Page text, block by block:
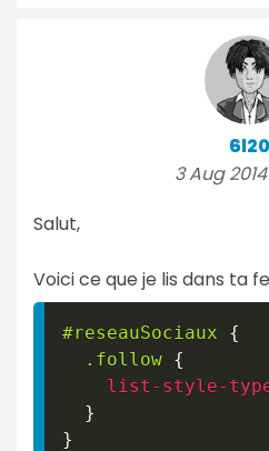
6l20
3 Aug 2014
Salut,
Voici ce que je lis dans ta
#reseauSociaux
{
.follow {
list-style-
}
}